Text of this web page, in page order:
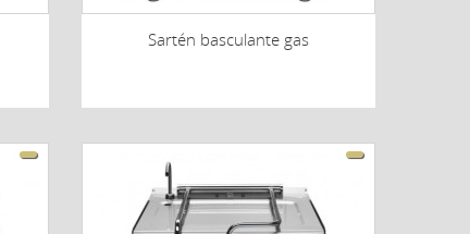
Sartén basculante gas